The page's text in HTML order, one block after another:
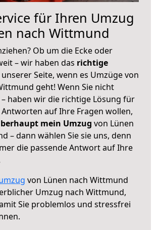
für Ihren Umzug
nach Wittmund
Ob um die Ecke oder
– wir haben das richtige
Seite, wenn es Umzüge von
geht! Wenn Sie nicht
haben wir die richtige Lösung für
Antworten auf Ihre Fragen wollen,
mein Umzug von Lünen
– dann wählen Sie sie uns, denn
die passende Antwort auf Ihre
von Lünen nach Wittmund
Umzug nach Wittmund,
Sie problemlos und stressfrei